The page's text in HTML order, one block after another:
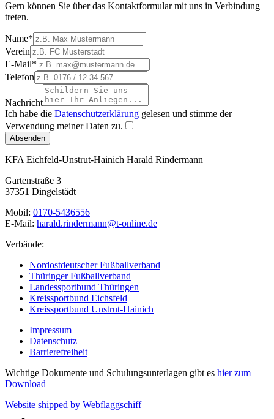
Gern können Sie über das Kontaktformular mit uns in Verbindung
treten.
Name*
Verein
E-Mail*
Telefon
Nachricht
Ich habe die Datenschutzerklärung gelesen und stimme der
Verwendung meiner Daten zu.
Absenden
KFA Eichfeld-Unstrut-Hainich Harald Rindermann
Gartenstraße 3
37351 Dingelstädt
Mobil: 0170-5436556
E-Mail: harald.rindermann@t-online.de
Verbände:
Nordostdeutscher Fußballverband
Thüringer Fußballverband
Landessportbund Thüringen
Kreissportbund Eichsfeld
Kreissportbund Unstrut-Hainich
Impressum
Datenschutz
Barrierefreiheit
Wichtige Dokumente und Schulungsunterlagen gibt es hier zum
Download
Website shipped by Webflaggschiff